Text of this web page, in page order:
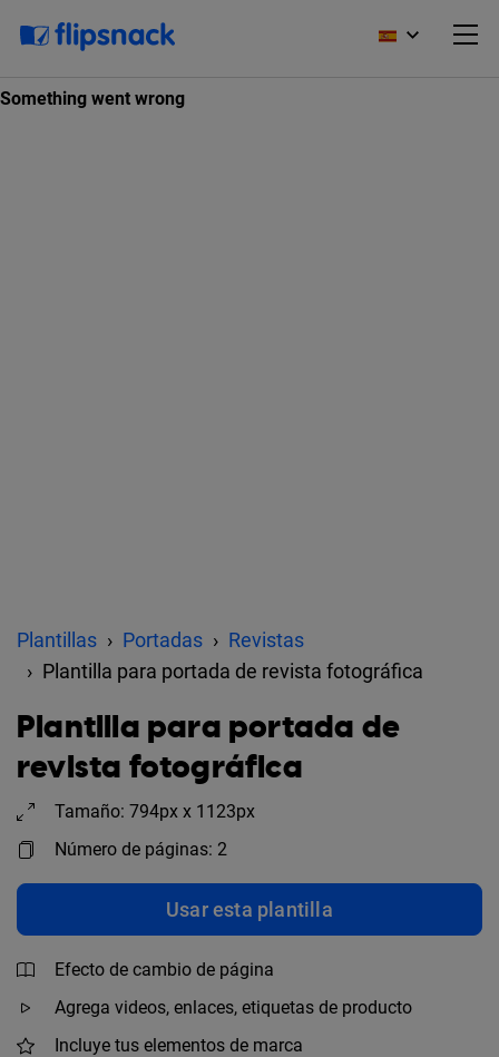
Plantillas Portadas
Revistas
Plantilla para portada de revista fotográfica
Plantilla para portada de
revista fotográfica
Tamaño: 794px x 1123px
Número de páginas: 2
Usar esta plantilla
Efecto de cambio de página
Agrega videos, enlaces, etiquetas de producto
Incluye tus elementos de marca